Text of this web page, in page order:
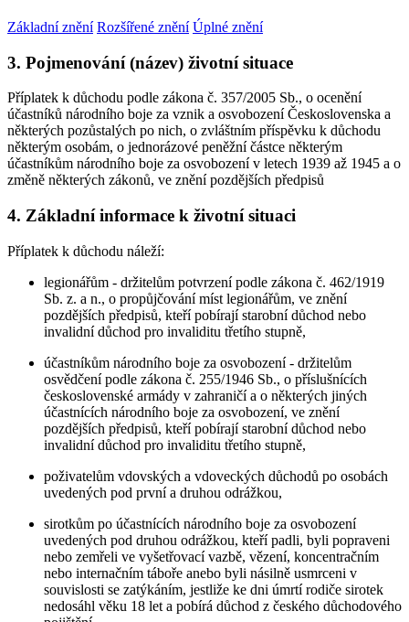
Základní znění Rozšířené znění Úplné znění
3. Pojmenování (název) životní situace
Příplatek k důchodu podle zákona č. 357/2005 Sb., o ocenění
účastníků národního boje za vznik a osvobození Československa a
některých pozůstalých po nich, o zvláštním příspěvku k důchodu
některým osobám, o jednorázové peněžní částce některým
účastníkům národního boje za osvobození v letech 1939 až 1945 a o
změně některých zákonů, ve znění pozdějších předpisů
4. Základní informace k životní situaci
Příplatek k důchodu náleží:
legionářům - držitelům potvrzení podle zákona č. 462/1919
Sb. z. a n., o propůjčování míst legionářům, ve znění
pozdějších předpisů, kteří pobírají starobní důchod nebo
invalidní důchod pro invaliditu třetího stupně,
účastníkům národního boje za osvobození - držitelům
osvědčení podle zákona č. 255/1946 Sb., o příslušnících
československé armády v zahraničí a o některých jiných
účastnících národního boje za osvobození, ve znění
pozdějších předpisů, kteří pobírají starobní důchod nebo
invalidní důchod pro invaliditu třetího stupně,
poživatelům vdovských a vdoveckých důchodů po osobách
uvedených pod první a druhou odrážkou,
sirotkům po účastnících národního boje za osvobození
uvedených pod druhou odrážkou, kteří padli, byli popraveni
nebo zemřeli ve vyšetřovací vazbě, vězení, koncentračním
nebo internačním táboře anebo byli násilně usmrceni v
souvislosti se zatýkáním, jestliže ke dni úmrtí rodiče sirotek
nedosáhl věku 18 let a pobírá důchod z českého důchodového